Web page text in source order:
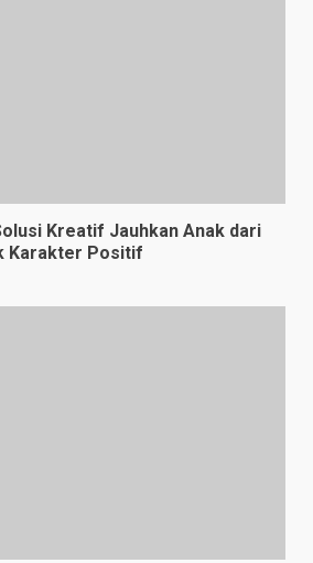
Kreatif Jauhkan Anak dari
Karakter Positif